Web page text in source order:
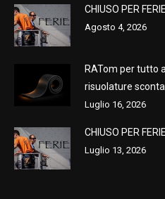
CHIUSO PER
Agosto 4, 2026
RATom per tutto
risuolature
Luglio 16, 2026
CHIUSO PER
Luglio 13, 2026